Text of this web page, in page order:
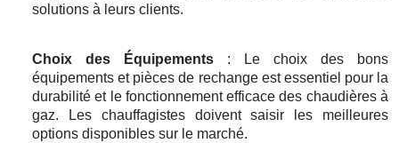
solutions à leurs clients.
Choix des Équipements : Le choix des bons
équipements et pièces de rechange est essentiel pour la
durabilité et le fonctionnement efficace des chaudières à
gaz. Les chauffagistes doivent saisir les meilleures
options disponibles sur le marché.